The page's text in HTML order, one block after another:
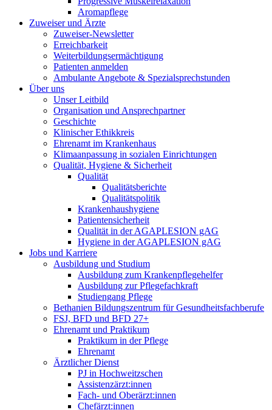
Aromapflege
Zuweiser und Ärzte
Zuweiser-Newsletter
Erreichbarkeit
Weiterbildungsermächtigung
Patienten anmelden
Ambulante Angebote & Spezialsprechstunden
Über uns
Unser Leitbild
Organisation und Ansprechpartner
Geschichte
Klinischer Ethikkreis
Ehrenamt im Krankenhaus
Klimaanpassung in sozialen Einrichtungen
Qualität, Hygiene & Sicherheit
Qualität
Qualitätsberichte
Qualitätspolitik
Krankenhaushygiene
Patientensicherheit
Qualität in der AGAPLESION gAG
Hygiene in der AGAPLESION gAG
Jobs und Karriere
Ausbildung und Studium
Ausbildung zum Krankenpflegehelfer
Ausbildung zur Pflegefachkraft
Studiengang Pflege
Bethanien Bildungszentrum für Gesundheitsfachberufe
FSJ, BFD und BFD 27+
Ehrenamt und Praktikum
Praktikum in der Pflege
Ehrenamt
Ärztlicher Dienst
PJ in Hochweitzschen
Assistenzärzt:innen
Fach- und Oberärzt:innen
Chefärzt:innen